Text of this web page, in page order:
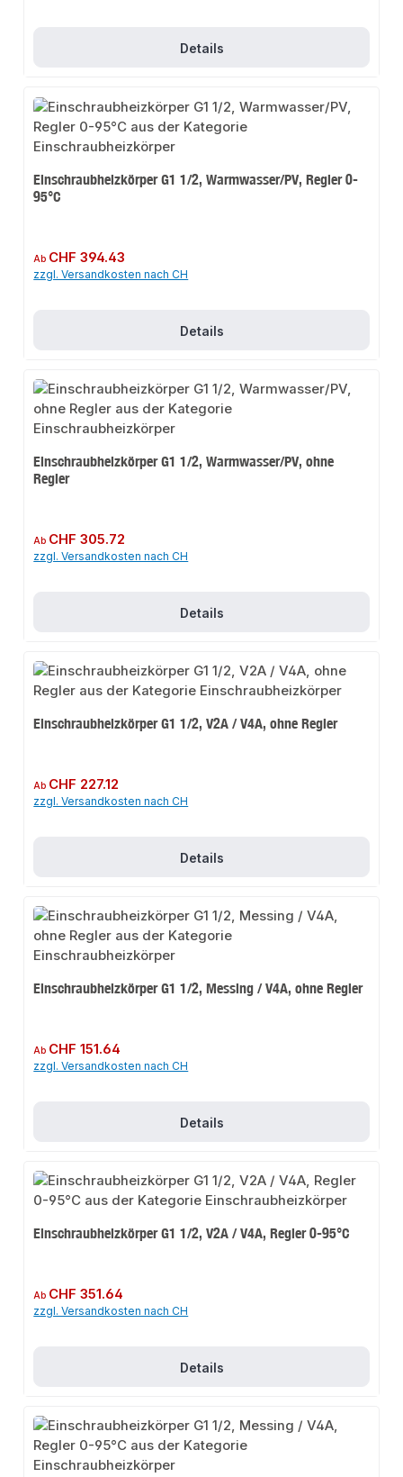
Details
Einschraubheizkörper G1 1/2, Warmwasser/PV, Regler 0-
95°C
Regulärer Preis:
Ab CHF 394.43
zzgl. Versandkosten nach CH
Details
Einschraubheizkörper G1 1/2, Warmwasser/PV, ohne
Regler
Regulärer Preis:
Ab CHF 305.72
zzgl. Versandkosten nach CH
Details
Einschraubheizkörper G1 1/2, V2A / V4A, ohne Regler
Regulärer Preis:
Ab CHF 227.12
zzgl. Versandkosten nach CH
Details
Einschraubheizkörper G1 1/2, Messing / V4A, ohne Regler
Regulärer Preis:
Ab CHF 151.64
zzgl. Versandkosten nach CH
Details
Einschraubheizkörper G1 1/2, V2A / V4A, Regler 0-95°C
Regulärer Preis:
Ab CHF 351.64
zzgl. Versandkosten nach CH
Details